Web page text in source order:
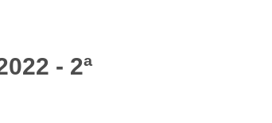
- 2ª